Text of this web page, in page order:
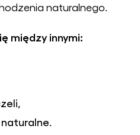
naturalnego.
między innymi: